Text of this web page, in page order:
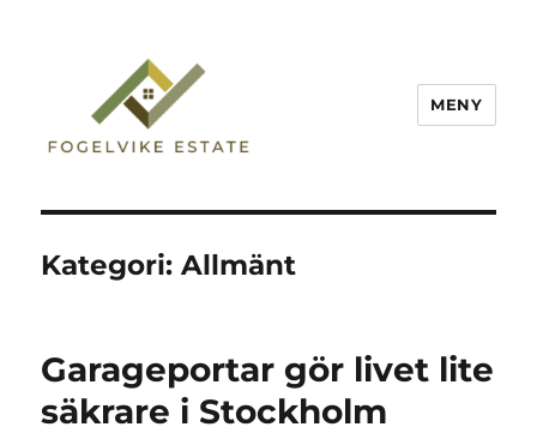
MENY
Kategori:Allmänt
Garageportar gör livet lite
säkrare i Stockholm